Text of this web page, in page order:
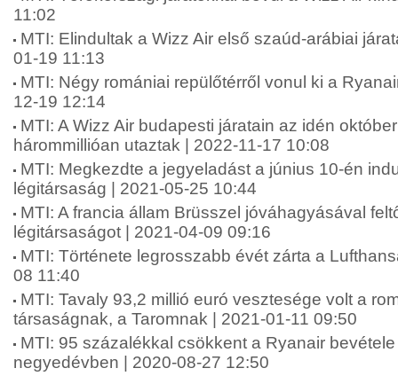
11:02
MTI: Elindultak a Wizz Air első szaúd-arábiai
01-19 11:13
MTI: Négy romániai repülőtérről vonul ki a
12-19 12:14
MTI: A Wizz Air budapesti járatain az idén
hárommillióan utaztak | 2022-11-17 10:08
MTI: Megkezdte a jegyeladást a június 10-én
légitársaság | 2021-05-25 10:44
MTI: A francia állam Brüsszel jóváhagyásával
légitársaságot | 2021-04-09 09:16
MTI: Története legrosszabb évét zárta a
08 11:40
MTI: Tavaly 93,2 millió euró vesztesége volt a
társaságnak, a Taromnak | 2021-01-11 09:50
MTI: 95 százalékkal csökkent a Ryanair
negyedévben | 2020-08-27 12:50